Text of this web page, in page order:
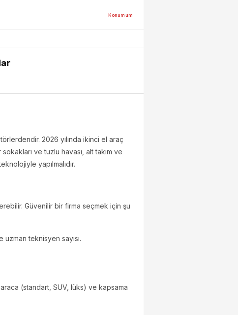
Konumum
2026 yılında ikinci el araç
ve tuzlu havası, alt takım ve
yapılmalıdır.
Güvenilir bir firma seçmek için şu
uzman teknisyen sayısı.
(standart, SUV, lüks) ve kapsama